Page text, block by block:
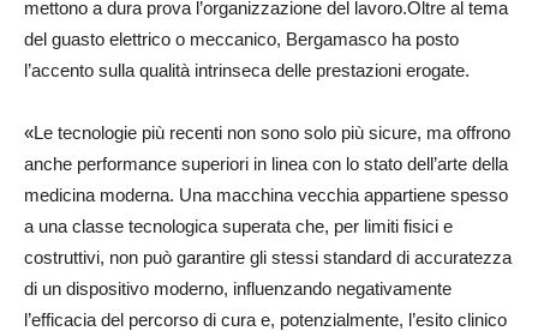
mettono a dura prova l’organizzazione del lavoro.Oltre al tema
del guasto elettrico o meccanico, Bergamasco ha posto
l’accento sulla qualità intrinseca delle prestazioni erogate.
«Le tecnologie più recenti non sono solo più sicure, ma offrono
anche performance superiori in linea con lo stato dell’arte della
medicina moderna. Una macchina vecchia appartiene spesso
a una classe tecnologica superata che, per limiti fisici e
costruttivi, non può garantire gli stessi standard di accuratezza
di un dispositivo moderno, influenzando negativamente
l’efficacia del percorso di cura e, potenzialmente, l’esito clinico